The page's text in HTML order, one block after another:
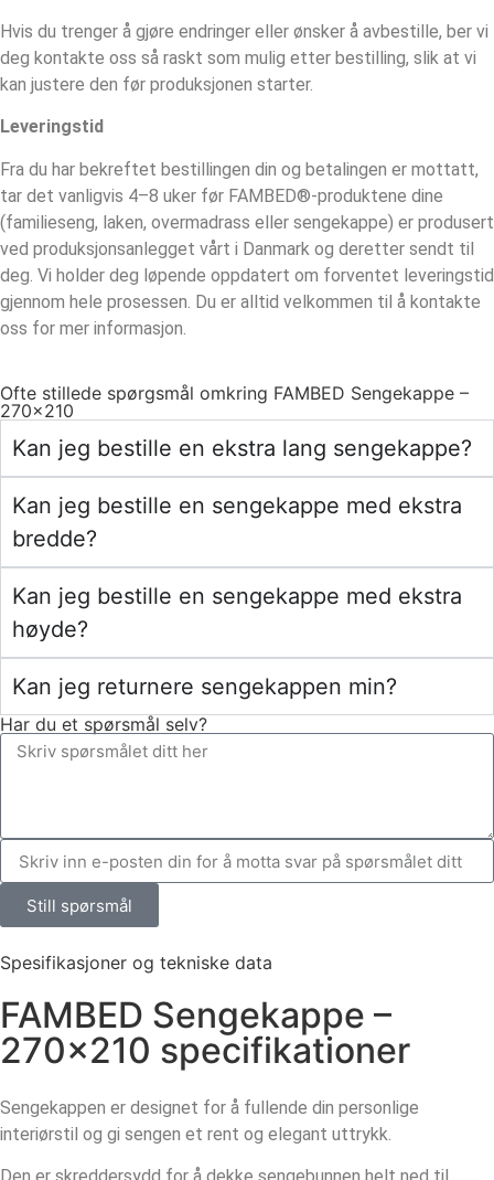
Hvis du trenger å gjøre endringer eller ønsker å avbestille, ber vi
deg kontakte oss så raskt som mulig etter bestilling, slik at vi
kan justere den før produksjonen starter.
Leveringstid
Fra du har bekreftet bestillingen din og betalingen er mottatt,
tar det vanligvis 4–8 uker før FAMBED®-produktene dine
(familieseng, laken, overmadrass eller sengekappe) er produsert
ved produksjonsanlegget vårt i Danmark og deretter sendt til
deg. Vi holder deg løpende oppdatert om forventet leveringstid
gjennom hele prosessen. Du er alltid velkommen til å kontakte
oss for mer informasjon.
Ofte stillede spørgsmål omkring FAMBED Sengekappe –
270×210
Kan jeg bestille en ekstra lang sengekappe?
Kan jeg bestille en sengekappe med ekstra
bredde?
Kan jeg bestille en sengekappe med ekstra
høyde?
Kan jeg returnere sengekappen min?
Har du et spørsmål selv?
Still spørsmål
Spesifikasjoner og tekniske data
FAMBED Sengekappe –
270×210 specifikationer
Sengekappen er designet for å fullende din personlige
interiørstil og gi sengen et rent og elegant uttrykk.